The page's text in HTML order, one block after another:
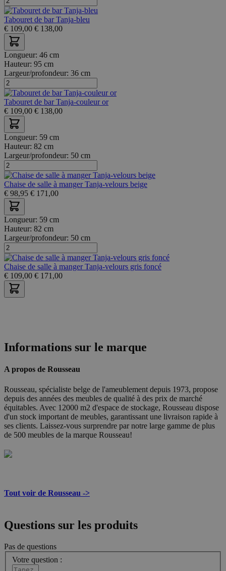
Tabouret de bar Tanja-bleu
€ 109,00 € 138,00
Longueur: 46 cm
Hauteur: 95 cm
Largeur/profondeur: 36 cm
Tabouret de bar Tanja-couleur or
€ 109,00 € 138,00
Longueur: 59 cm
Hauteur: 82 cm
Largeur/profondeur: 50 cm
Chaise de salle à manger Tanja-velours beige
€ 98,95 € 171,00
Longueur: 59 cm
Hauteur: 82 cm
Largeur/profondeur: 50 cm
Chaise de salle à manger Tanja-velours gris foncé
€ 109,00 € 171,00
Informations sur le marque
A propos de Rousseau
Rousseau, spécialiste belge de l'ameublement depuis 1973, propose
depuis des années des meubles de qualité à des prix de marché
équitables. Avec 12000 m2 d'espace de stockage, Rousseau dispose
d'un stock important de meubles, garantissant une livraison rapide à
ses clients. Laissez-vous surprendre par notre large gamme de plus
de 500 meubles de la marque Rousseau!
Tout voir de Rousseau ->
Questions sur les produits
Pas de questions
Votre question :